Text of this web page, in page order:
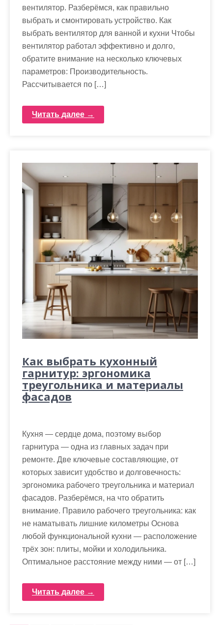
вентилятор. Разберёмся, как правильно
выбрать и смонтировать устройство. Как
выбрать вентилятор для ванной и кухни Чтобы
вентилятор работал эффективно и долго,
обратите внимание на несколько ключевых
параметров: Производительность.
Рассчитывается по […]
Читать далее →
Как выбрать кухонный
гарнитур: эргономика
треугольника и материалы
фасадов
Кухня — сердце дома, поэтому выбор
гарнитура — одна из главных задач при
ремонте. Две ключевые составляющие, от
которых зависит удобство и долговечность:
эргономика рабочего треугольника и материал
фасадов. Разберёмся, на что обратить
внимание. Правило рабочего треугольника: как
не наматывать лишние километры Основа
любой функциональной кухни — расположение
трёх зон: плиты, мойки и холодильника.
Оптимальное расстояние между ними — от […]
Читать далее →